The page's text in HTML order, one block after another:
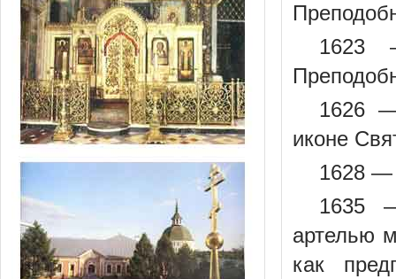
1623
1626
иконе
1628 —
1635
артелью
как